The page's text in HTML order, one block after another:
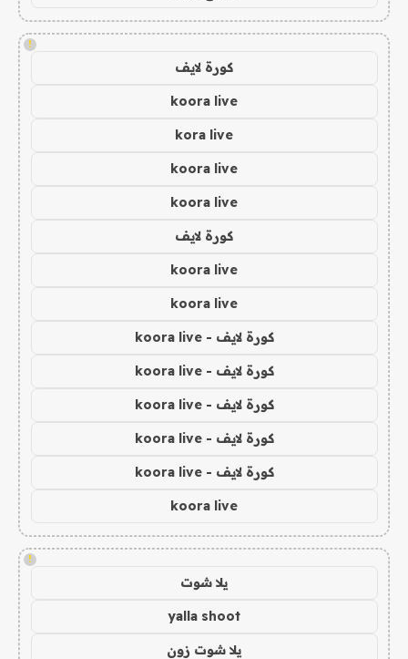
!
كورة لايف
koora live
kora live
koora live
koora live
كورة لايف
koora live
koora live
كورة لايف - koora live
كورة لايف - koora live
كورة لايف - koora live
كورة لايف - koora live
كورة لايف - koora live
koora live
!
يلا شوت
yalla shoot
يلا شوت زون